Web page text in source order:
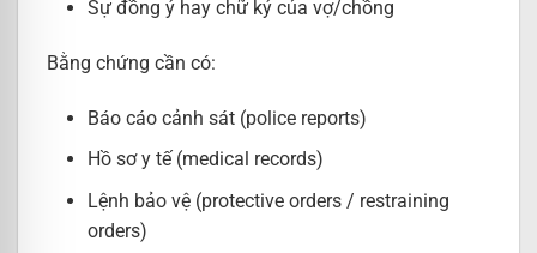
Sự đồng ý hay chữ ký của vợ/chồng
Bằng chứng cần có:
Báo cáo cảnh sát (police reports)
Hồ sơ y tế (medical records)
Lệnh bảo vệ (protective orders / restraining
orders)